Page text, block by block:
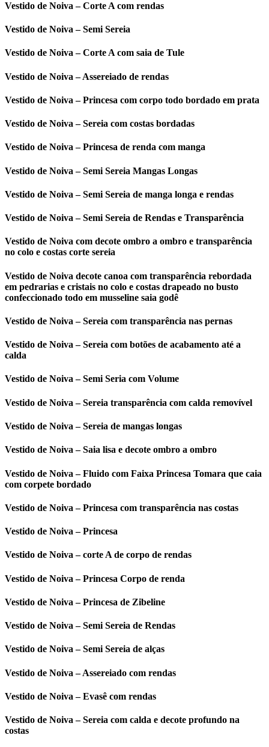
Vestido de Noiva – Corte A com rendas
Vestido de Noiva – Semi Sereia
Vestido de Noiva – Corte A com saia de Tule
Vestido de Noiva – Assereiado de rendas
Vestido de Noiva – Princesa com corpo todo bordado em prata
Vestido de Noiva – Sereia com costas bordadas
Vestido de Noiva – Princesa de renda com manga
Vestido de Noiva – Semi Sereia Mangas Longas
Vestido de Noiva – Semi Sereia de manga longa e rendas
Vestido de Noiva – Semi Sereia de Rendas e Transparência
Vestido de Noiva com decote ombro a ombro e transparência
no colo e costas corte sereia
Vestido de Noiva decote canoa com transparência rebordada
em pedrarias e cristais no colo e costas drapeado no busto
confeccionado todo em musseline saia godê
Vestido de Noiva – Sereia com transparência nas pernas
Vestido de Noiva – Sereia com botões de acabamento até a
calda
Vestido de Noiva – Semi Seria com Volume
Vestido de Noiva – Sereia transparência com calda removível
Vestido de Noiva – Sereia de mangas longas
Vestido de Noiva – Saia lisa e decote ombro a ombro
Vestido de Noiva – Fluido com Faixa Princesa Tomara que caia
com corpete bordado
Vestido de Noiva – Princesa com transparência nas costas
Vestido de Noiva – Princesa
Vestido de Noiva – corte A de corpo de rendas
Vestido de Noiva – Princesa Corpo de renda
Vestido de Noiva – Princesa de Zibeline
Vestido de Noiva – Semi Sereia de Rendas
Vestido de Noiva – Semi Sereia de alças
Vestido de Noiva – Assereiado com rendas
Vestido de Noiva – Evasê com rendas
Vestido de Noiva – Sereia com calda e decote profundo na
costas